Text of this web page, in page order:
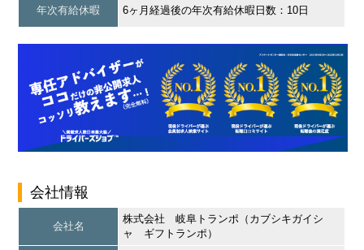
年次有給休暇 6ヶ月経過後の年次有給休暇日数：10日
会社情報
会社名
株式会社 岐阜トランポ（カブシキガイシ
ャ ギフトランポ）